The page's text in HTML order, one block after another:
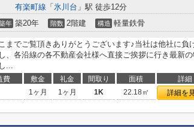
有楽町線 「 氷川台 」駅 徒歩12分
年 築20年 階数 2階建 構造 軽量鉄骨
までご覧頂きありがとうございます♪当社は他社に負
、各沿線の各不動産会社様へ直接ご挨拶に行き最新
...
費 敷金 礼金 間取り 面積 詳細
1ヶ月 1ヶ月 1K 22.18㎡ 詳細を